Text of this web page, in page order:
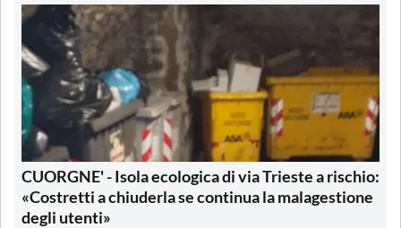
CUORGNE' - Isola ecologica di via Trieste a rischio:
«Costretti a chiuderla se continua la malagestione
degli utenti»